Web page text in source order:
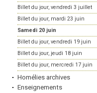
Billet du jour, vendredi 3 juillet
Billet du jour, mardi 23 juin
Samedi 20 juin
Billet du jour, vendredi 19 juin
Billet du jour, jeudi 18 juin
Billet du jour, mercredi 17 juin
Homélies archives
Enseignements